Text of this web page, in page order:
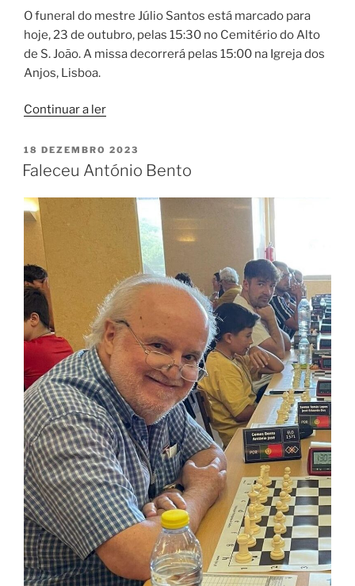
O funeral do mestre Júlio Santos está marcado para
hoje, 23 de outubro, pelas 15:30 no Cemitério do Alto
de S. João. A missa decorrerá pelas 15:00 na Igreja dos
Anjos, Lisboa.
Continuar a ler“Faleceu
mestre
Júlio
PUBLICADO
EM
18 DEZEMBRO 2023
Faleceu António Bento